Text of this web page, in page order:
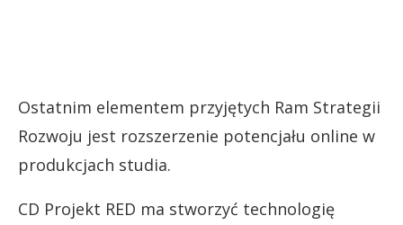
Ostatnim elementem przyjętych Ram Strategii
Rozwoju jest rozszerzenie potencjału online w
produkcjach studia.
CD Projekt RED ma stworzyć technologię